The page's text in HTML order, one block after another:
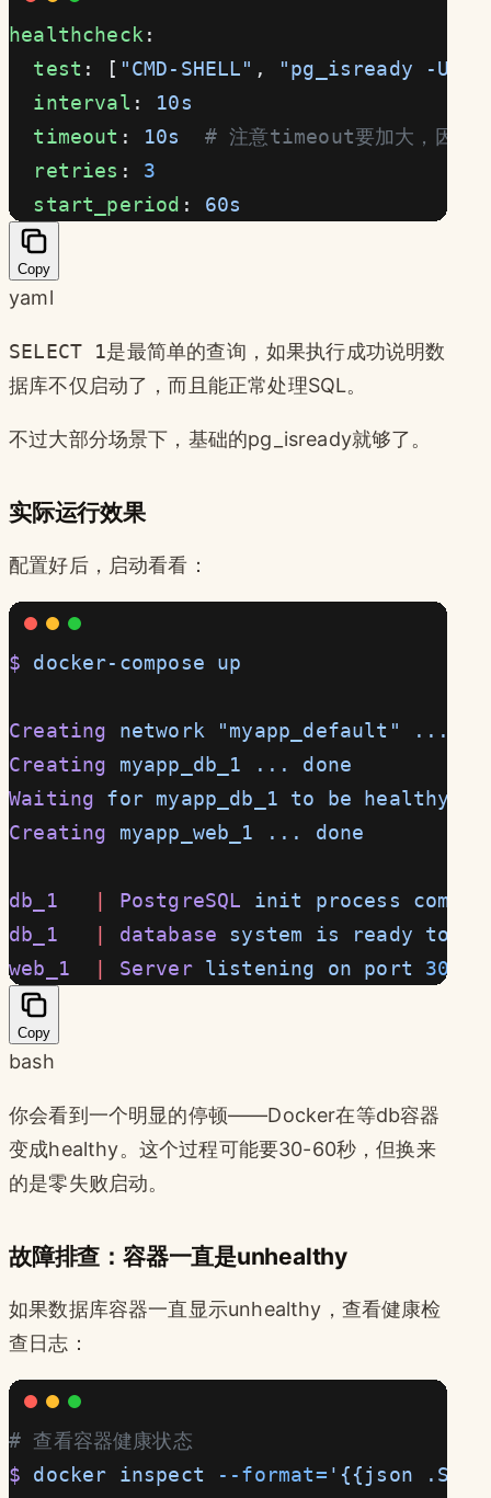
healthcheck:
  test
: [ "CMD-SHELL" ,
"pg_isready -U
  interval
: 10s
  timeout
: 10s
# 注意timeout要加大，因为
  retries
: 3
  start_period
: 60s
Copy
yaml
SELECT 1是最简单的查询，如果执行成功说明数
据库不仅启动了，而且能正常处理SQL。
不过大部分场景下，基础的pg_isready就够了。
实际运行效果
配置好后，启动看看：
$ docker-compose up
Creating network "myapp_default" ...
Creating myapp_db_1 ...
done
Waiting for myapp_db_1 to be healthy...
Creating myapp_web_1 ... done
db_1 PostgreSQL init process
db_1
database system is ready to
web_1
Server listening on port 3000
Copy
bash
你会看到一个明显的停顿——Docker在等db容器
变成healthy。这个过程可能要30-60秒，但换来
的是零失败启动。
故障排查：容器一直是unhealthy
如果数据库容器一直显示unhealthy，查看健康检
查日志：
# 查看容器健康状态
$ docker inspect --format= '{{json